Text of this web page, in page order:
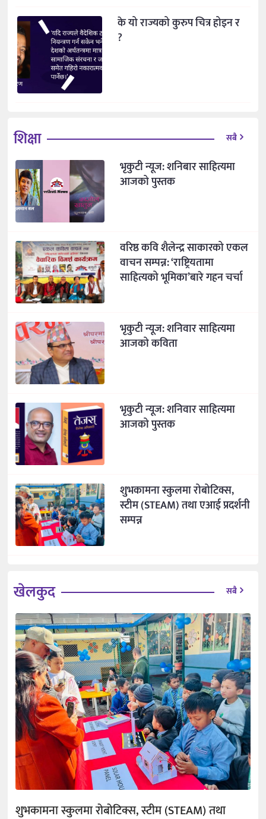
के यो राज्यको कुरुप चित्र होइन र
?
शिक्षा सबै
भृकुटी न्यूज: शनिबार साहित्यमा
आजको पुस्तक
वरिष्ठ कवि शैलेन्द्र साकारको एकल
वाचन सम्पन्न: ‘राष्ट्रियतामा
साहित्यको भूमिका’बारे गहन चर्चा
भृकुटी न्यूज: शनिवार साहित्यमा
आजको कविता
भृकुटी न्यूज: शनिवार साहित्यमा
आजको पुस्तक
शुभकामना स्कुलमा रोबोटिक्स,
स्टीम (STEAM) तथा एआई प्रदर्शनी
सम्पन्न
खेलकुद सबै
शुभकामना स्कुलमा रोबोटिक्स, स्टीम (STEAM) तथा